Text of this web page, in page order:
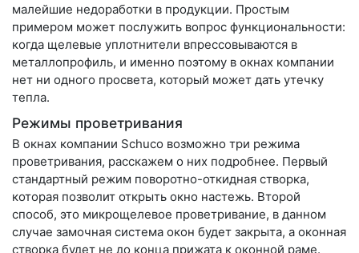
малейшие недоработки в продукции. Простым
примером может послужить вопрос функциональности:
когда щелевые уплотнители впрессовываются в
металлопрофиль, и именно поэтому в окнах компании
нет ни одного просвета, который может дать утечку
тепла.
Режимы проветривания
В окнах компании Schuco возможно три режима
проветривания, расскажем о них подробнее. Первый
стандартный режим поворотно-откидная створка,
которая позволит открыть окно настежь. Второй
способ, это микрощелевое проветривание, в данном
случае замочная система окон будет закрыта, а оконная
створка будет не до конца прижата к оконной раме.